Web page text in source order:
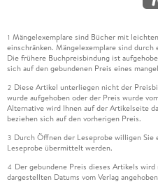
1 Mängelexemplare sind Bücher mit
einschränken. Mängelexemplare sind
Die frühere Buchpreisbindung ist
sich auf den gebundenen Preis eines
2 Diese Artikel unterliegen nicht der
wurde aufgehoben oder der Preis wurde
Alternative wird Ihnen auf der Artikelseite
beziehen sich auf den vorherigen Preis.
3 Durch Öffnen der Leseprobe willigen Sie
Leseprobe übermittelt werden.
4 Der gebundene Preis dieses Artikels
dargestellten Datums vom Verlag